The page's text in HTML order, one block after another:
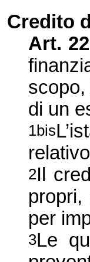
Credito
Art. 22
di un
1bis
2Il
per
3Le